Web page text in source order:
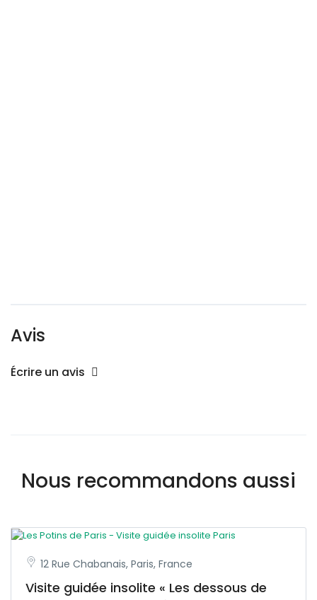
Avis
Écrire un avis
Nous recommandons aussi
12 Rue Chabanais, Paris, France
Visite guidée insolite « Les dessous de